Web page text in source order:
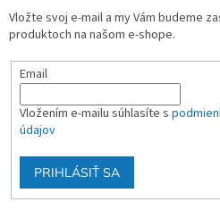
Vložte svoj e-mail a my Vám budeme
produktoch na našom e-shope.
Email
Vložením e-mailu súhlasíte s
údajov
PRIHLÁSIŤ SA